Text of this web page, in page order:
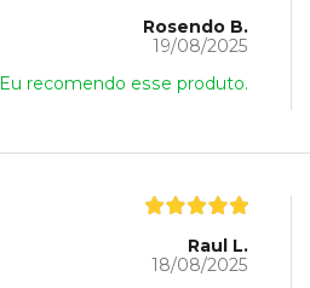
Rosendo B.
19/08/2025
Eu recomendo esse produto.
Raul L.
18/08/2025